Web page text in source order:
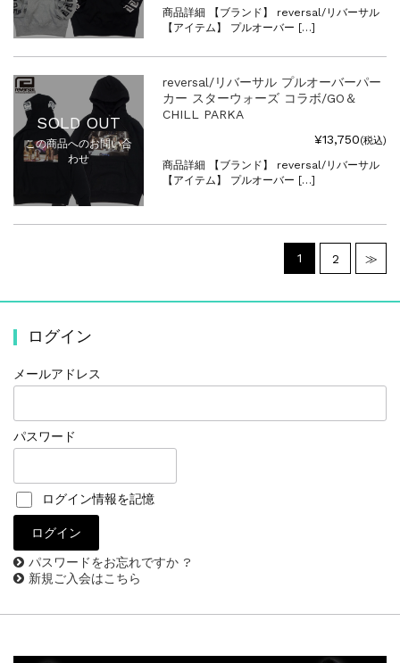
商品詳細 【ブランド】 reversal/リバーサル
【アイテム】 プルオーバー […]
SOLD OUT
この商品へのお問い合
わせ
reversal/リバーサル プルオーバーパー
カー スターウォーズ コラボ/GO＆
CHILL PARKA
¥13,750(税込)
商品詳細 【ブランド】 reversal/リバーサル
【アイテム】 プルオーバー […]
1 2 ≫
ログイン
メールアドレス
パスワード
ログイン情報を記憶
パスワードをお忘れですか ?
新規ご入会はこちら